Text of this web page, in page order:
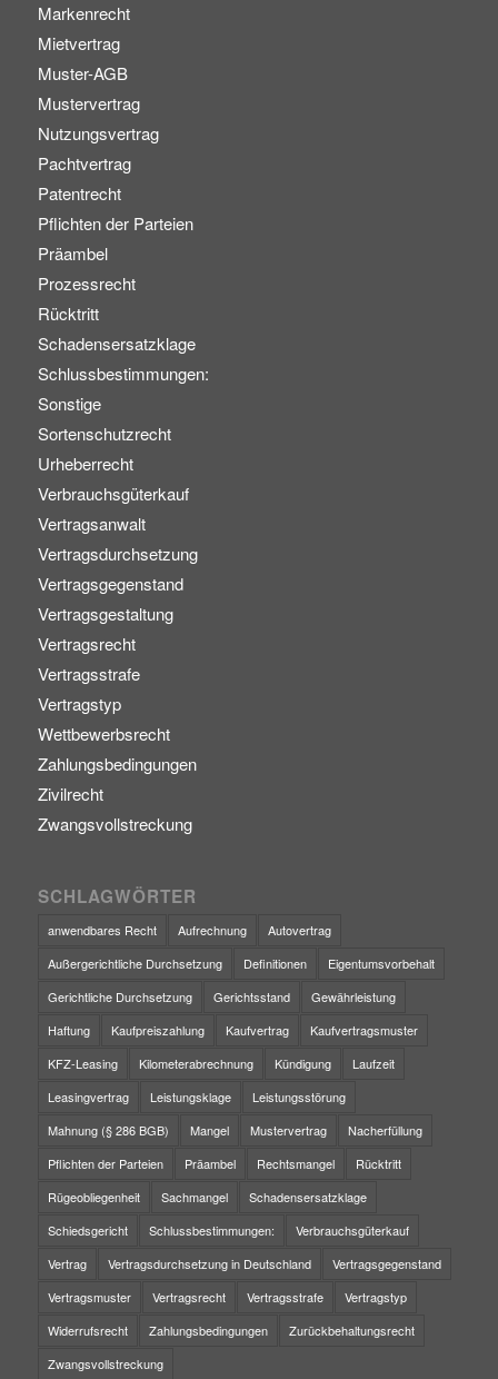
Markenrecht
Mietvertrag
Muster-AGB
Mustervertrag
Nutzungsvertrag
Pachtvertrag
Patentrecht
Pflichten der Parteien
Präambel
Prozessrecht
Rücktritt
Schadensersatzklage
Schlussbestimmungen:
Sonstige
Sortenschutzrecht
Urheberrecht
Verbrauchsgüterkauf
Vertragsanwalt
Vertragsdurchsetzung
Vertragsgegenstand
Vertragsgestaltung
Vertragsrecht
Vertragsstrafe
Vertragstyp
Wettbewerbsrecht
Zahlungsbedingungen
Zivilrecht
Zwangsvollstreckung
SCHLAGWÖRTER
anwendbares Recht Aufrechnung
Autovertrag
Außergerichtliche Durchsetzung
Definitionen
Eigentumsvorbehalt
Gerichtliche Durchsetzung
Gerichtsstand
Gewährleistung
Haftung
Kaufpreiszahlung Kaufvertrag
Kaufvertragsmuster
KFZ-Leasing
Kilometerabrechnung Kündigung
Laufzeit
Leasingvertrag
Leistungsklage
Leistungsstörung
Mahnung (§ 286 BGB)
Mangel Mustervertrag
Nacherfüllung
Pflichten der Parteien
Präambel Rechtsmangel
Rücktritt
Rügeobliegenheit
Sachmangel
Schadensersatzklage
Schiedsgericht
Schlussbestimmungen:
Verbrauchsgüterkauf
Vertrag
Vertragsdurchsetzung in Deutschland
Vertragsgegenstand
Vertragsmuster
Vertragsrecht Vertragsstrafe
Vertragstyp
Widerrufsrecht
Zahlungsbedingungen
Zurückbehaltungsrecht
Zwangsvollstreckung